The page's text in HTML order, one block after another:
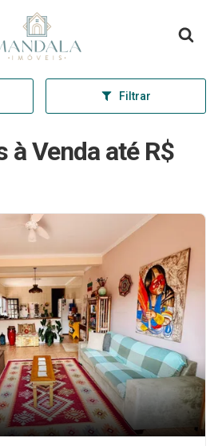
Página inicial
Filtrar
à Venda até R$